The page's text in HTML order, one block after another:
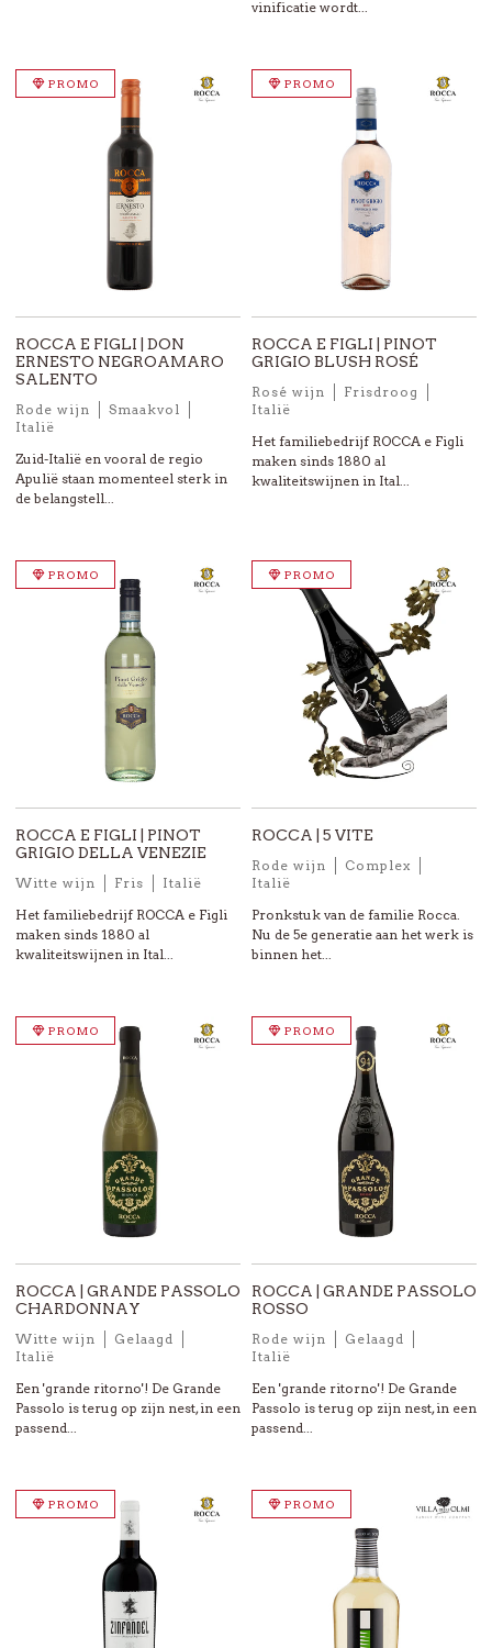
vinificatie wordt...
PROMO
ROCCA E FIGLI | DON
ERNESTO NEGROAMARO
SALENTO
Rode wijn
Smaakvol
Italië
Zuid-Italië en vooral de regio
Apulië staan momenteel sterk in
de belangstell...
PROMO
ROCCA E FIGLI | PINOT
GRIGIO BLUSH ROSÉ
Rosé wijn
Frisdroog
Italië
Het familiebedrijf ROCCA e Figli
maken sinds 1880 al
kwaliteitswijnen in Ital...
PROMO
ROCCA E FIGLI | PINOT
GRIGIO DELLA VENEZIE
Witte wijn Fris
Italië
Het familiebedrijf ROCCA e Figli
maken sinds 1880 al
kwaliteitswijnen in Ital...
PROMO
ROCCA | 5 VITE
Rode wijn
Complex
Italië
Pronkstuk van de familie Rocca.
Nu de 5e generatie aan het werk is
binnen het...
PROMO
ROCCA | GRANDE PASSOLO
CHARDONNAY
Witte wijn
Gelaagd
Italië
Een 'grande ritorno'! De Grande
Passolo is terug op zijn nest, in een
passend...
PROMO
ROCCA | GRANDE PASSOLO
ROSSO
Rode wijn
Gelaagd
Italië
Een 'grande ritorno'! De Grande
Passolo is terug op zijn nest, in een
passend...
PROMO PROMO